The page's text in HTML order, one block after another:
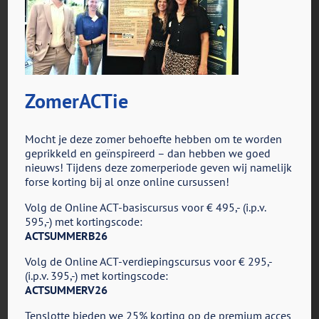
Oplus_154140672
Facebook
X Reddit
ZomerACTie
Mocht je deze zomer behoefte hebben om te worden
geprikkeld en geïnspireerd – dan hebben we goed
nieuws! Tijdens deze zomerperiode geven wij namelijk
forse korting bij al onze online cursussen!
Volg de Online ACT-basiscursus voor € 495,- (i.p.v.
595,-) met kortingscode:
ACTSUMMERB26
Volg de Online ACT-verdiepingscursus voor € 295,-
(i.p.v. 395,-) met kortingscode:
ACTSUMMERV26
Tenslotte bieden we 25% korting op de premium acces